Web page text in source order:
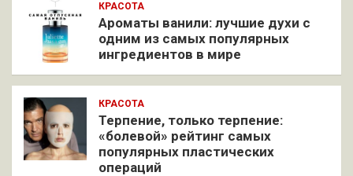
КРАСОТА
Ароматы ванили: лучшие духи с
одним из самых популярных
ингредиентов в мире
КРАСОТА
Терпение, только терпение:
«болевой» рейтинг самых
популярных пластических
операций